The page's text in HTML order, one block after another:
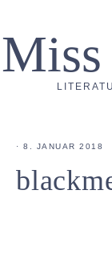
Miss
· 8. JANUAR 2018